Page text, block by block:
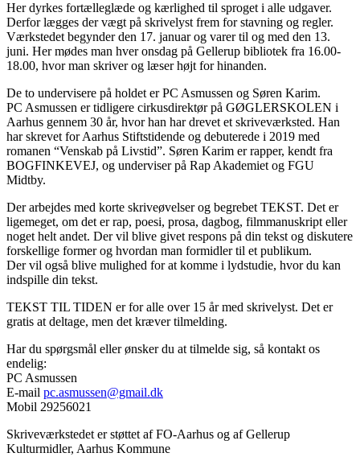
Her dyrkes fortælleglæde og kærlighed til sproget i alle udgaver.
Derfor lægges der vægt på skrivelyst frem for stavning og regler.
Værkstedet begynder den 17. januar og varer til og med den 13.
juni. Her mødes man hver onsdag på Gellerup bibliotek fra 16.00-
18.00, hvor man skriver og læser højt for hinanden.
De to undervisere på holdet er PC Asmussen og Søren Karim.
PC Asmussen er tidligere cirkusdirektør på GØGLERSKOLEN i
Aarhus gennem 30 år, hvor han har drevet et skriveværksted. Han
har skrevet for Aarhus Stiftstidende og debuterede i 2019 med
romanen “Venskab på Livstid”. Søren Karim er rapper, kendt fra
BOGFINKEVEJ, og underviser på Rap Akademiet og FGU
Midtby.
Der arbejdes med korte skriveøvelser og begrebet TEKST. Det er
ligemeget, om det er rap, poesi, prosa, dagbog, filmmanuskript eller
noget helt andet. Der vil blive givet respons på din tekst og diskutere
forskellige former og hvordan man formidler til et publikum.
Der vil også blive mulighed for at komme i lydstudie, hvor du kan
indspille din tekst.
TEKST TIL TIDEN er for alle over 15 år med skrivelyst. Det er
gratis at deltage, men det kræver tilmelding.
Har du spørgsmål eller ønsker du at tilmelde sig, så kontakt os
endelig:
PC Asmussen
E-mail pc.asmussen@gmail.dk
Mobil 29256021
Skriveværkstedet er støttet af FO-Aarhus og af Gellerup
Kulturmidler, Aarhus Kommune